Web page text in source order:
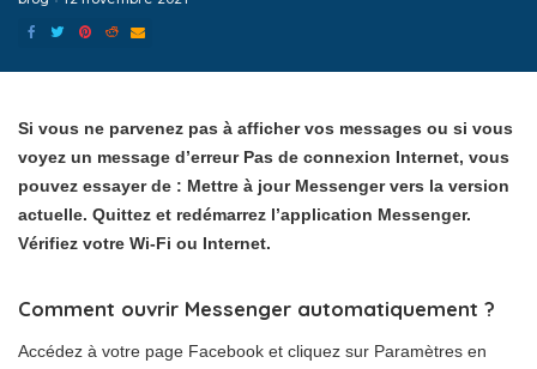
Si vous ne parvenez pas à afficher vos messages ou si vous
voyez un message d’erreur Pas de connexion Internet, vous
pouvez essayer de : Mettre à jour Messenger vers la version
actuelle. Quittez et redémarrez l’application Messenger.
Vérifiez votre Wi-Fi ou Internet.
Comment ouvrir Messenger automatiquement ?
Accédez à votre page Facebook et cliquez sur Paramètres en